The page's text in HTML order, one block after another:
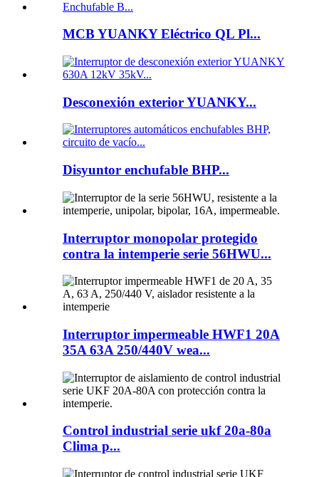
MCB YUANKY Eléctrico QL Pl...
Desconexión exterior YUANKY...
Disyuntor enchufable BHP...
Interruptor monopolar protegido
contra la intemperie serie 56HWU...
Interruptor impermeable HWF1 20A
35A 63A 250/440V wea...
Control industrial serie ukf 20a-80a
Clima p...